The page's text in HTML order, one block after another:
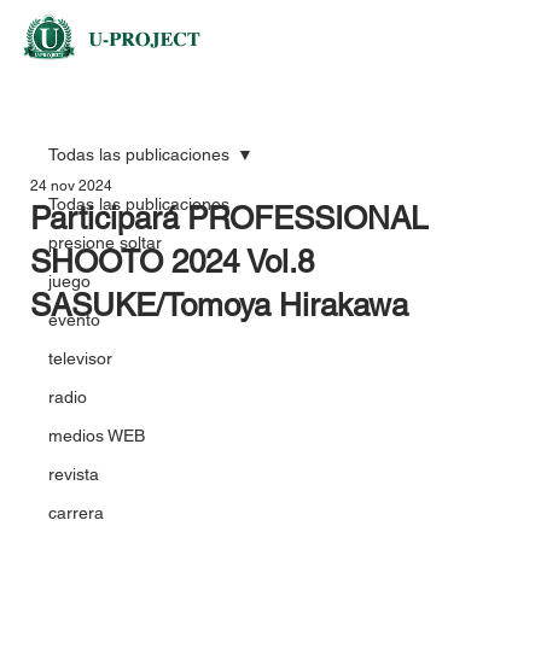
Todas las publicaciones
presione soltar
juego
evento
televisor
radio
medios WEB
revista
carrera
Todas las publicaciones
Participará PROFESSIONAL
SHOOTO 2024 Vol.8
SASUKE/Tomoya Hirakawa
24 nov 2024